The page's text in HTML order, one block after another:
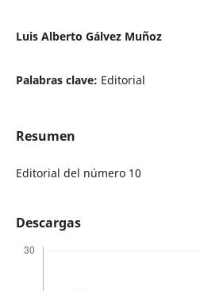
Luis Alberto Gálvez Muñoz
Palabras clave: Editorial
Resumen
Editorial del número 10
Descargas